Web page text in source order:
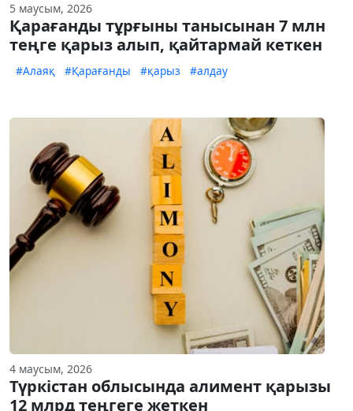
5 маусым, 2026
Қарағанды тұрғыны танысынан 7 млн
теңге қарыз алып, қайтармай кеткен
#Алаяқ #Қарағанды #қарыз #алдау
4 маусым, 2026
Түркістан облысында алимент қарызы
12 млрд теңгеге жеткен